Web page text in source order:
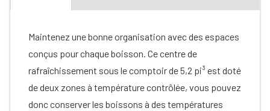
Maintenez une bonne organisation avec des espaces
conçus pour chaque boisson. Ce centre de
rafraîchissement sous le comptoir de 5,2 pi³ est doté
de deux zones à température contrôlée, vous pouvez
donc conserver les boissons à des températures